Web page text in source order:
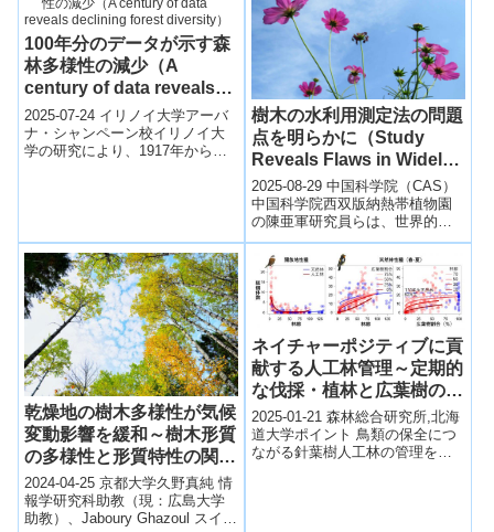
100年分のデータが示す森
林多様性の減少（A
century of data reveals
declining forest
diversity）
2025-07-24 イリノイ大学アーバ
ナ・シャンペーン校イリノイ大
学の研究により、1917年からの
樹木の水利用測定法の問題
点を明らかに（Study
Reveals Flaws in Widely
Used Method for
Measuring Tree Water
Use）
2025-08-29 中国科学院（CAS）
中国科学院西双版納熱帯植物園
の陳亜軍研究員らは、世界的に
広く使われている樹木の樹液流
量測定法「Granier型熱消散法...
乾燥地の樹木多様性が気候
変動影響を緩和～樹木形質
の多様性と形質特性の関係
を紐解く～
2024-04-25 京都大学久野真純 情
報学研究科助教（現：広島大学
助教）、Jaboury Ghazoul スイス
ネイチャーポジティブに貢
献する人工林管理～定期的
な伐採・植林と広葉樹の保
持が鳥類保全の鍵～
2025-01-21 森林総合研究所,北海
道大学ポイント 鳥類の保全につ
ながる針葉樹人工林の管理を探